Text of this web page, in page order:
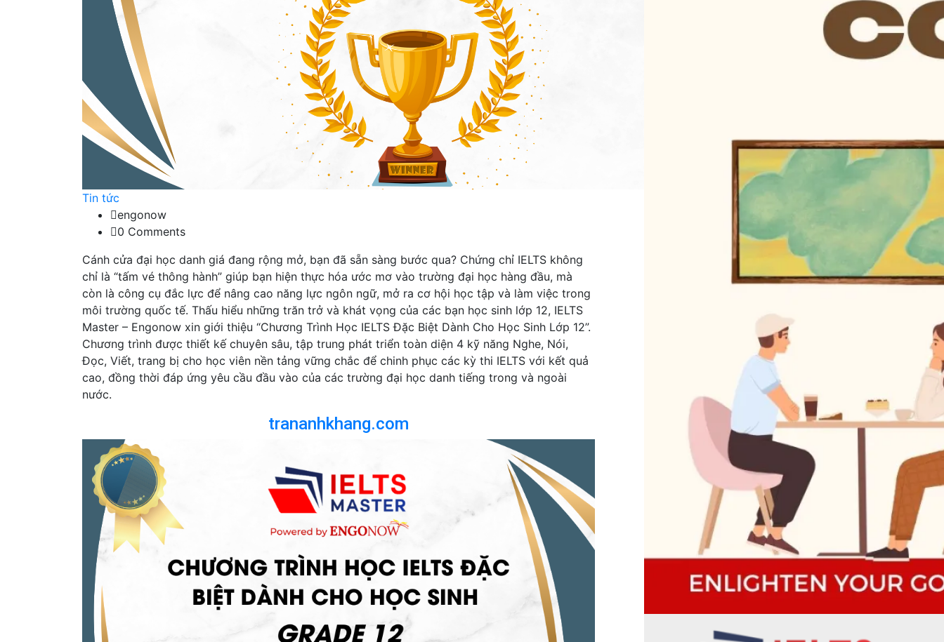
Tin tức
engonow
0 Comments
Cánh cửa đại học danh giá đang rộng mở, bạn đã sẵn sàng bước qua? Chứng chỉ IELTS không
chỉ là “tấm vé thông hành” giúp bạn hiện thực hóa ước mơ vào trường đại học hàng đầu, mà
còn là công cụ đắc lực để nâng cao năng lực ngôn ngữ, mở ra cơ hội học tập và làm việc trong
môi trường quốc tế. Thấu hiểu những trăn trở và khát vọng của các bạn học sinh lớp 12, IELTS
Master – Engonow xin giới thiệu “Chương Trình Học IELTS Đặc Biệt Dành Cho Học Sinh Lớp 12”.
Chương trình được thiết kế chuyên sâu, tập trung phát triển toàn diện 4 kỹ năng Nghe, Nói,
Đọc, Viết, trang bị cho học viên nền tảng vững chắc để chinh phục các kỳ thi IELTS với kết quả
cao, đồng thời đáp ứng yêu cầu đầu vào của các trường đại học danh tiếng trong và ngoài
nước.
trananhkhang.com